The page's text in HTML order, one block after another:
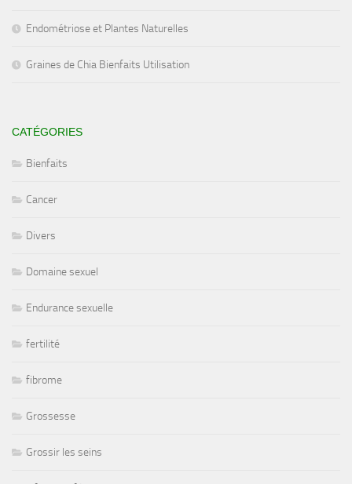
Endométriose et Plantes Naturelles
Graines de Chia Bienfaits Utilisation
CATÉGORIES
Bienfaits
Cancer
Divers
Domaine sexuel
Endurance sexuelle
fertilité
fibrome
Grossesse
Grossir les seins